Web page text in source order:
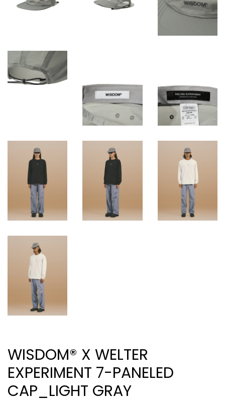
WISDOM® X WELTER
EXPERIMENT 7-PANELED
CAP_LIGHT GRAY